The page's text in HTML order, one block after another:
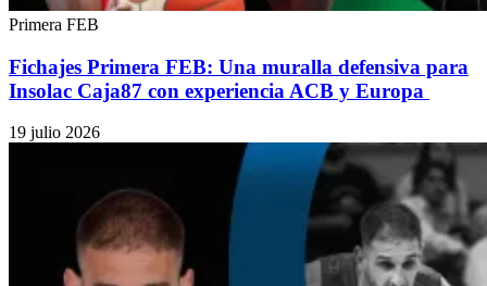
Primera FEB
Fichajes Primera FEB: Una muralla defensiva para
Insolac Caja87 con experiencia ACB y Europa
19 julio 2026